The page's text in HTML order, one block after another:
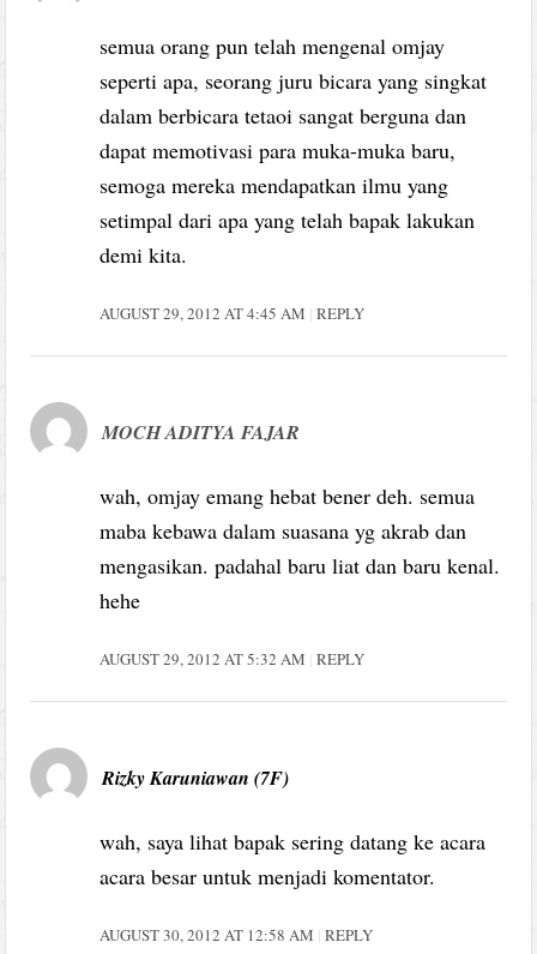
semua orang pun telah mengenal omjay
seperti apa, seorang juru bicara yang singkat
dalam berbicara tetaoi sangat berguna dan
dapat memotivasi para muka-muka baru,
semoga mereka mendapatkan ilmu yang
setimpal dari apa yang telah bapak lakukan
demi kita.
AUGUST 29, 2012 AT 4:45 AM REPLY
MOCH ADITYA FAJAR
wah, omjay emang hebat bener deh. semua
maba kebawa dalam suasana yg akrab dan
mengasikan. padahal baru liat dan baru kenal.
hehe
AUGUST 29, 2012 AT 5:32 AM REPLY
Rizky Karuniawan (7F)
wah, saya lihat bapak sering datang ke acara
acara besar untuk menjadi komentator.
AUGUST 30, 2012 AT 12:58 AM REPLY